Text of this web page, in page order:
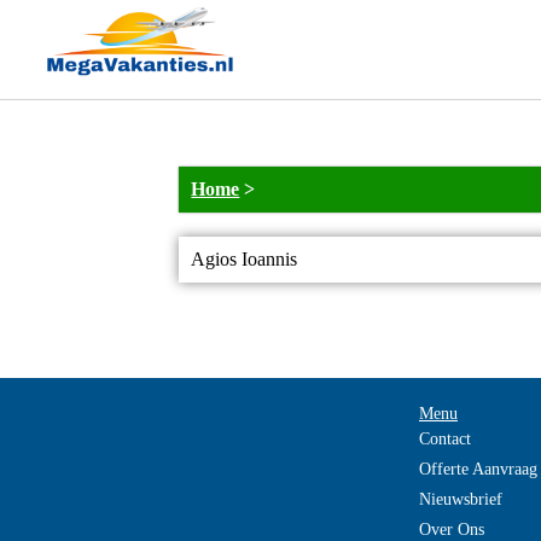
Home >
Agios Ioannis
Menu
Contact
Offerte Aanvraag
Nieuwsbrief
Over Ons